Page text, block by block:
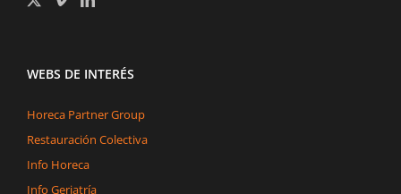
WEBS DE INTERÉS
Horeca Partner Group
Restauración Colectiva
Info Horeca
Info Geriatría